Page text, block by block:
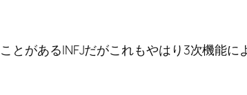
があるINFJだがこれもやはり3次機能に